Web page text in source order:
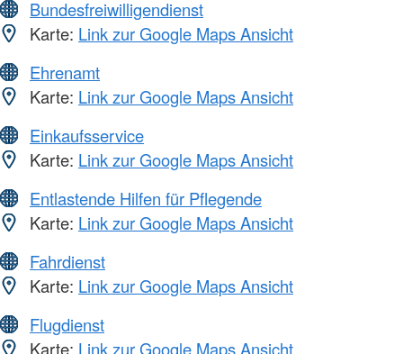
Bundesfreiwilligendienst
Karte: Link zur Google Maps Ansicht
Ehrenamt
Karte: Link zur Google Maps Ansicht
Einkaufsservice
Karte: Link zur Google Maps Ansicht
Entlastende Hilfen für Pflegende
Karte: Link zur Google Maps Ansicht
Fahrdienst
Karte: Link zur Google Maps Ansicht
Flugdienst
Karte: Link zur Google Maps Ansicht